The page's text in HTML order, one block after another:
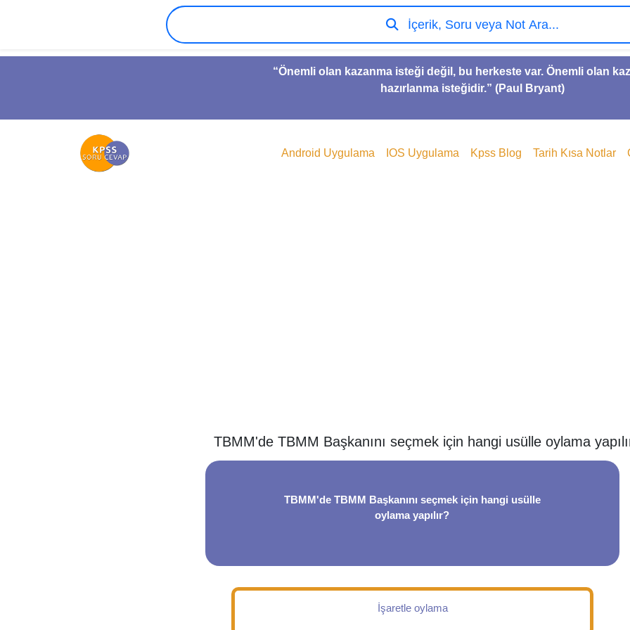
“Önemli olan kazanma isteği değil, bu herkeste var. Önemli olan
hazırlanma isteğidir.” (Paul Bryant)
İçerik, Soru veya Not Ara...
Android Uygulama IOS Uygulama Kpss Blog Tarih Kısa Notlar
TBMM'de TBMM Başkanını seçmek için hangi usülle oylama
TBMM'de TBMM Başkanını seçmek için hangi usülle
oylama yapılır?
İşaretle oylama